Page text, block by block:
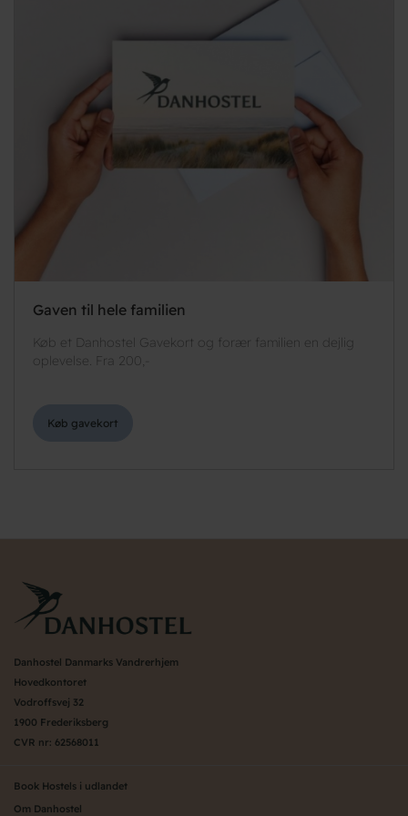
Gaven til hele familien
Køb et Danhostel Gavekort og forær familien en dejlig
oplevelse. Fra 200,-
Køb gavekort
Danhostel Danmarks Vandrerhjem
Hovedkontoret
Vodroffsvej 32
1900 Frederiksberg
CVR nr: 62568011
Book Hostels i udlandet
Om Danhostel